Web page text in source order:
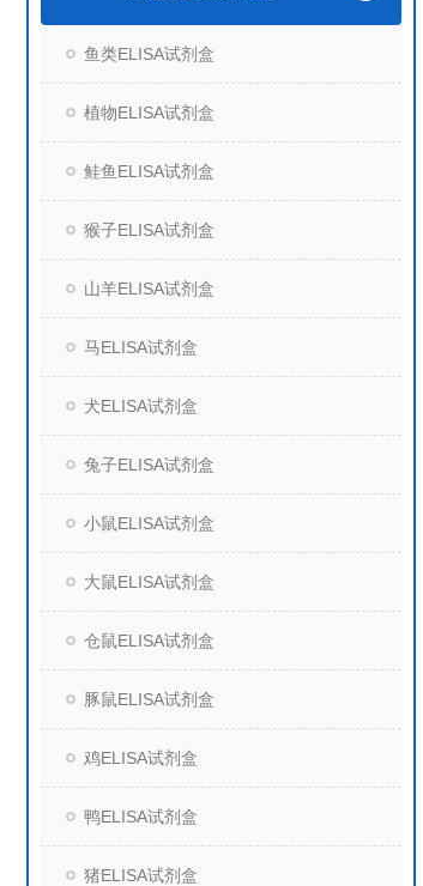
鱼类ELISA试剂盒
植物ELISA试剂盒
鲑鱼ELISA试剂盒
猴子ELISA试剂盒
山羊ELISA试剂盒
马ELISA试剂盒
犬ELISA试剂盒
兔子ELISA试剂盒
小鼠ELISA试剂盒
大鼠ELISA试剂盒
仓鼠ELISA试剂盒
豚鼠ELISA试剂盒
鸡ELISA试剂盒
鸭ELISA试剂盒
猪ELISA试剂盒